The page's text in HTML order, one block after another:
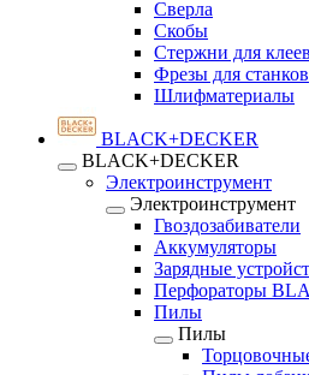
Сверла
Скобы
Стержни для
Фрезы для станков
Шлифматериалы
BLACK+DECKER
BLACK+DECKER
Электроинструмент
Электроинструмент
Гвоздозабиватели
Аккумуляторы
Зарядные
Перфораторы
Пилы
Пилы